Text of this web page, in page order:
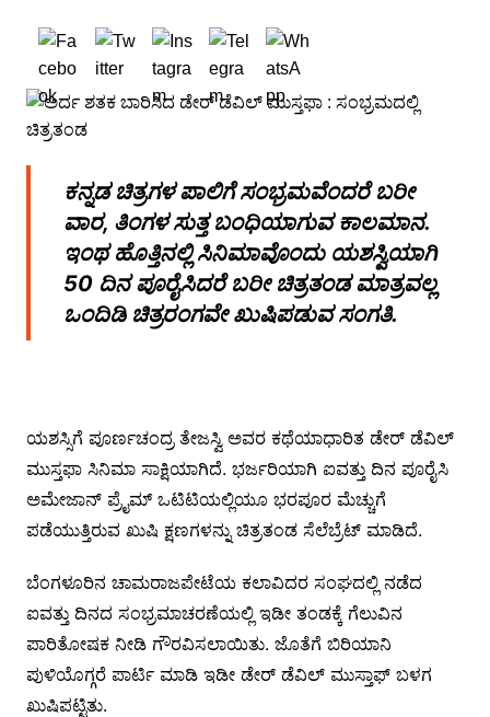
ಕನ್ನಡ ಚಿತ್ರಗಳ ಪಾಲಿಗೆ ಸಂಭ್ರಮವೆಂದರೆ ಬರೀ
ವಾರ, ತಿಂಗಳ ಸುತ್ತ ಬಂಧಿಯಾಗುವ ಕಾಲಮಾನ.
ಇಂಥ ಹೊತ್ತಿನಲ್ಲಿ ಸಿನಿಮಾವೊಂದು ಯಶಸ್ವಿಯಾಗಿ
50 ದಿನ ಪೂರೈಸಿದರೆ ಬರೀ ಚಿತ್ರತಂಡ ಮಾತ್ರವಲ್ಲ
ಒಂದಿಡಿ ಚಿತ್ರರಂಗವೇ ಖುಷಿಪಡುವ ಸಂಗತಿ.
ಯಶಸ್ಸಿಗೆ ಪೂರ್ಣಚಂದ್ರ ತೇಜಸ್ವಿ ಅವರ ಕಥೆಯಾಧಾರಿತ ಡೇರ್ ಡೆವಿಲ್
ಮುಸ್ತಫಾ ಸಿನಿಮಾ ಸಾಕ್ಷಿಯಾಗಿದೆ. ಭರ್ಜರಿಯಾಗಿ ಐವತ್ತು ದಿನ ಪೂರೈಸಿ
ಅಮೇಜಾನ್ ಪ್ರೈಮ್ ಒಟಿಟಿಯಲ್ಲಿಯೂ ಭರಪೂರ ಮೆಚ್ಚುಗೆ
ಪಡೆಯುತ್ತಿರುವ ಖುಷಿ ಕ್ಷಣಗಳನ್ನು ಚಿತ್ರತಂಡ ಸೆಲೆಬ್ರೆಟ್ ಮಾಡಿದೆ.
ಬೆಂಗಳೂರಿನ ಚಾಮರಾಜಪೇಟೆಯ ಕಲಾವಿದರ ಸಂಘದಲ್ಲಿ ನಡೆದ
ಐವತ್ತು ದಿನದ ಸಂಭ್ರಮಾಚರಣೆಯಲ್ಲಿ ಇಡೀ ತಂಡಕ್ಕೆ ಗೆಲುವಿನ
ಪಾರಿತೋಷಕ ನೀಡಿ ಗೌರವಿಸಲಾಯಿತು. ಜೊತೆಗೆ ಬಿರಿಯಾನಿ
ಪುಳಿಯೊಗ್ಗರೆ ಪಾರ್ಟಿ ಮಾಡಿ ಇಡೀ ಡೇರ್ ಡೆವಿಲ್ ಮುಸ್ತಾಫ್ ಬಳಗ
ಖುಷಿಪಟ್ಟಿತು.